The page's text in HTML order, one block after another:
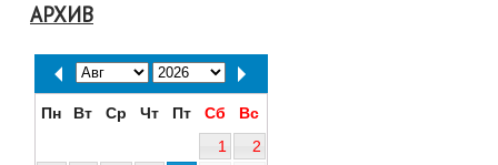
АРХИВ
Пн Вт Ср Чт Пт Сб
Вс
1
2